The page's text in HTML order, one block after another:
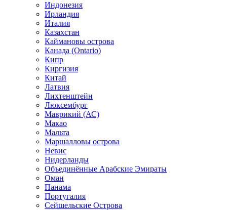
Индонезия
Ирландия
Италия
Казахстан
Каймановы острова
Канада (Ontario)
Кипр
Киргизия
Китай
Латвия
Лихтенштейн
Люксембург
Маврикий (АС)
Макао
Мальта
Маршалловы острова
Нeвис
Нидерланды
Объединённые Арабские Эмираты
Оман
Панама
Португалия
Сейшельские Острова